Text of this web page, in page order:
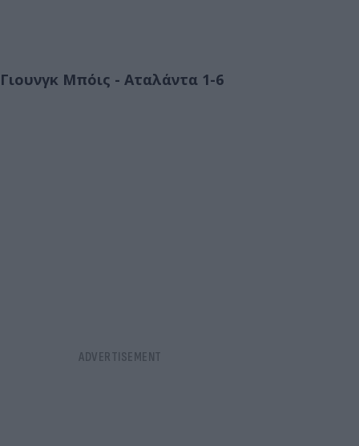
Γιουνγκ Μπόις - Αταλάντα 1-6